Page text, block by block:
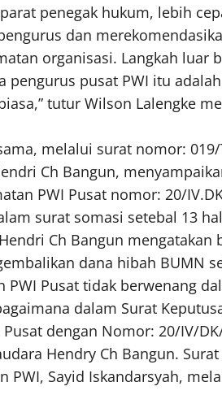
penegak hukum, lebih
dan
organisasi. Langkah luar
pengurus pusat PWI itu
tutur Wilson Lalengke
melalui surat nomor:
Ch Bangun,
PWI Pusat nomor: 20/
surat somasi setebal 13
Ch Bangun
dana hibah BUMN
PWI Pusat tidak berwenang
dalam Surat
dengan Nomor: 20/IV/
Hendry Ch Bangun.
PWI, Sayid Iskandarsyah,